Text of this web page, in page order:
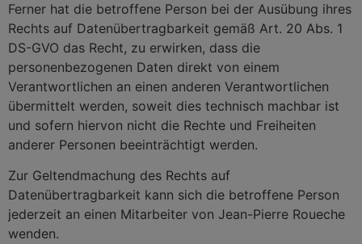
Ferner hat die betroffene Person bei der Ausübung ihres
Rechts auf Datenübertragbarkeit gemäß Art. 20 Abs. 1
DS-GVO das Recht, zu erwirken, dass die
personenbezogenen Daten direkt von einem
Verantwortlichen an einen anderen Verantwortlichen
übermittelt werden, soweit dies technisch machbar ist
und sofern hiervon nicht die Rechte und Freiheiten
anderer Personen beeinträchtigt werden.
Zur Geltendmachung des Rechts auf
Datenübertragbarkeit kann sich die betroffene Person
jederzeit an einen Mitarbeiter von Jean-Pierre Roueche
wenden.